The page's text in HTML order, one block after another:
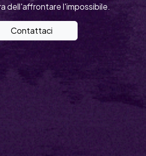
dell'affrontare l'impossibile.
Contattaci